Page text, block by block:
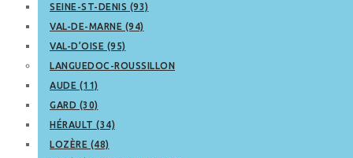
SEINE-ST-DENIS (93)
VAL-DE-MARNE (94)
VAL-D’OISE (95)
LANGUEDOC-ROUSSILLON
AUDE (11)
GARD (30)
HÉRAULT (34)
LOZÈRE (48)